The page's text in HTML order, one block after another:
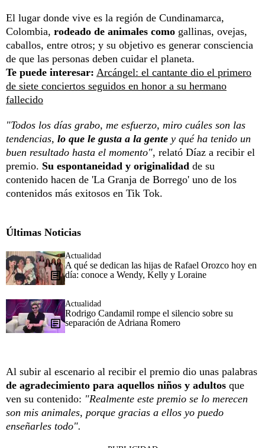
El lugar donde vive es la región de Cundinamarca,
Colombia, rodeado de animales como gallinas, ovejas,
caballos, entre otros; y su objetivo es generar consciencia
de que las personas deben cuidar el planeta.
Te puede interesar: Arcángel: el cantante dio el primero
de siete conciertos seguidos en honor a su hermano
fallecido
"Todos los días grabo, me esfuerzo, miro cuáles son las
tendencias, lo que le gusta a la gente y qué ha tenido un
buen resultado hasta el momento", relató Díaz a recibir el
premio. Su espontaneidad y originalidad de su
contenido hacen de 'La Granja de Borrego' uno de los
contenidos más exitosos en Tik Tok.
Últimas Noticias
Actualidad
A qué se dedican las hijas de Rafael Orozco hoy en
día: conoce a Wendy, Kelly y Loraine
Actualidad
Rodrigo Candamil rompe el silencio sobre su
separación de Adriana Romero
Al subir al escenario al recibir el premio dio unas palabras
de agradecimiento para aquellos niños y adultos que
ven su contenido: "Realmente este premio se lo merecen
son mis animales, porque gracias a ellos yo puedo
enseñarles todo".